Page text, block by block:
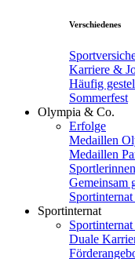
Verschiedenes
Karriere &
Häufig
Sommerfest
Olympia & Co.
Erfolge
Medaillen
Medaillen
Gemeinsam
Sportinternat
Duale